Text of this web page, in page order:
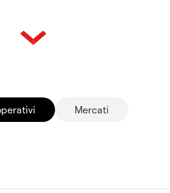
Mercati